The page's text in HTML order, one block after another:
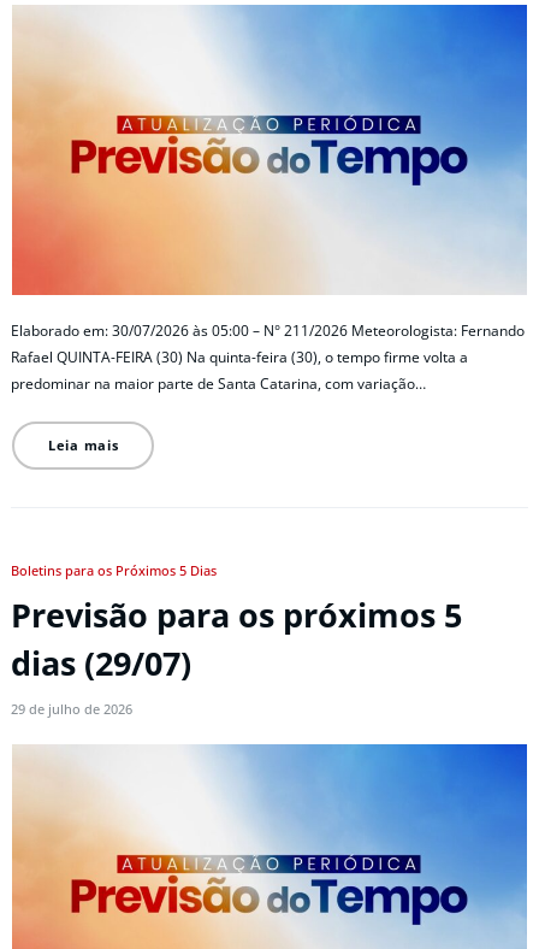
Elaborado em: 30/07/2026 às 05:00 – N° 211/2026 Meteorologista: Fernando
Rafael QUINTA-FEIRA (30) Na quinta-feira (30), o tempo firme volta a
predominar na maior parte de Santa Catarina, com variação…
Leia mais
Boletins para os Próximos 5 Dias
Previsão para os próximos 5
dias (29/07)
29 de julho de 2026